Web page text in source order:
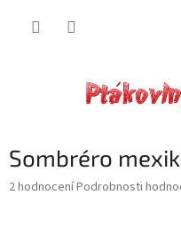
Sombréro
Průměrné
2 hodnoceníPodrobnosti